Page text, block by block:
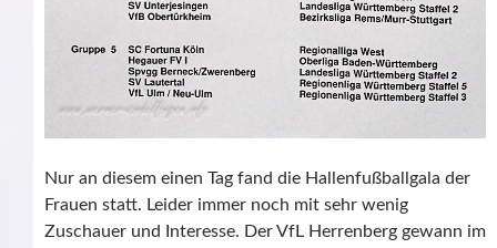
Nur an diesem einen Tag fand die Hallenfußballgala der
Frauen statt. Leider immer noch mit sehr wenig
Zuschauer und Interesse. Der VfL Herrenberg gewann im